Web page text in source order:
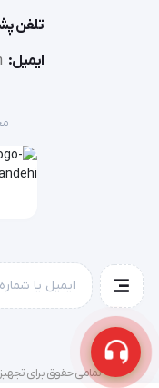
پراستیک اسید،
نحوه اثر
تلفن
ایمیل:
تمامی حقوق برای